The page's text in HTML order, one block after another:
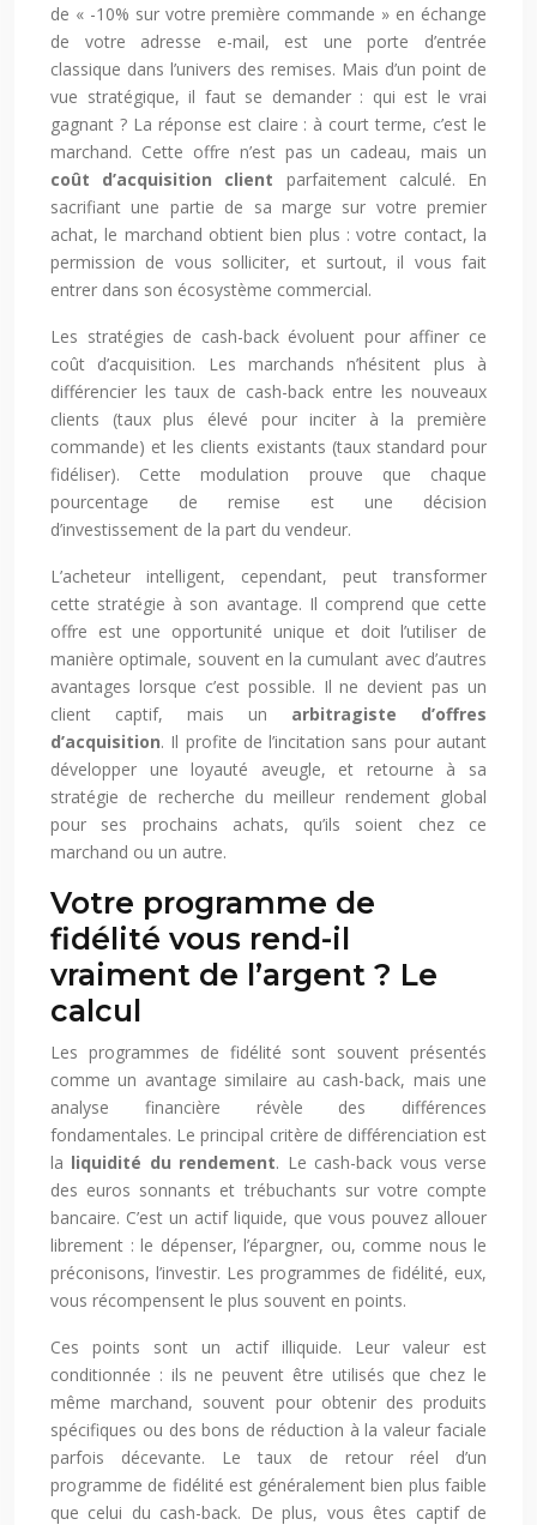
de « -10% sur votre première commande » en échange
de votre adresse e-mail, est une porte d’entrée
classique dans l’univers des remises. Mais d’un point de
vue stratégique, il faut se demander : qui est le vrai
gagnant ? La réponse est claire : à court terme, c’est le
marchand. Cette offre n’est pas un cadeau, mais un
coût d’acquisition client parfaitement calculé. En
sacrifiant une partie de sa marge sur votre premier
achat, le marchand obtient bien plus : votre contact, la
permission de vous solliciter, et surtout, il vous fait
entrer dans son écosystème commercial.
Les stratégies de cash-back évoluent pour affiner ce
coût d’acquisition. Les marchands n’hésitent plus à
différencier les taux de cash-back entre les nouveaux
clients (taux plus élevé pour inciter à la première
commande) et les clients existants (taux standard pour
fidéliser). Cette modulation prouve que chaque
pourcentage de remise est une décision
d’investissement de la part du vendeur.
L’acheteur intelligent, cependant, peut transformer
cette stratégie à son avantage. Il comprend que cette
offre est une opportunité unique et doit l’utiliser de
manière optimale, souvent en la cumulant avec d’autres
avantages lorsque c’est possible. Il ne devient pas un
client captif, mais un arbitragiste d’offres
d’acquisition. Il profite de l’incitation sans pour autant
développer une loyauté aveugle, et retourne à sa
stratégie de recherche du meilleur rendement global
pour ses prochains achats, qu’ils soient chez ce
marchand ou un autre.
Votre programme de
fidélité vous rend-il
vraiment de l’argent ? Le
calcul
Les programmes de fidélité sont souvent présentés
comme un avantage similaire au cash-back, mais une
analyse financière révèle des différences
fondamentales. Le principal critère de différenciation est
la liquidité du rendement. Le cash-back vous verse
des euros sonnants et trébuchants sur votre compte
bancaire. C’est un actif liquide, que vous pouvez allouer
librement : le dépenser, l’épargner, ou, comme nous le
préconisons, l’investir. Les programmes de fidélité, eux,
vous récompensent le plus souvent en points.
Ces points sont un actif illiquide. Leur valeur est
conditionnée : ils ne peuvent être utilisés que chez le
même marchand, souvent pour obtenir des produits
spécifiques ou des bons de réduction à la valeur faciale
parfois décevante. Le taux de retour réel d’un
programme de fidélité est généralement bien plus faible
que celui du cash-back. De plus, vous êtes captif de